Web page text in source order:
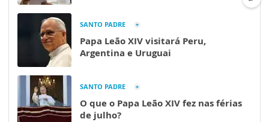
SANTO PADRE
Papa Leão XIV visitará Peru,
Argentina e Uruguai
SANTO PADRE
O que o Papa Leão XIV fez nas férias
de julho?